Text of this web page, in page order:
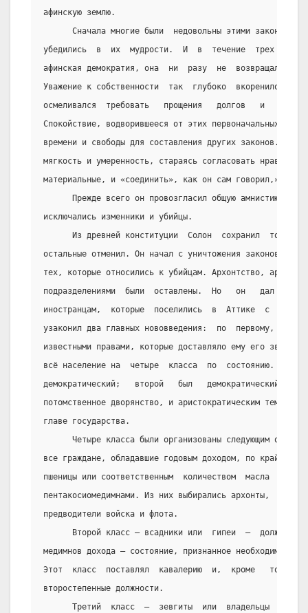
афинскую землю.
Сначала многие были  недовольны этими законами,
убедились  в  их  мудрости.  И  в  течение  трех
афинская демократия, она  ни  разу  не  возвращалась
Уважение к собственности  так  глубоко  вкоренилось
осмеливался  требовать   прощения   долгов   и
Спокойствие, водворившееся от этих первоначальных
времени и свободы для составления других законов.
мягкость и умеренность, стараясь согласовать
материальные, и «соединить», как он сам говорил,»силу
Прежде всего он провозгласил общую амнистию или
исключались изменники и убийцы.
Из древней конституции  Солон  сохранил  только
остальные отменил. Он начал с уничтожения законов
тех, которые относились к убийцам. Архонтство,
подразделениями  были  оставлены.  Но   он   дал
иностранцам,  которые  поселились  в  Аттике  с
узаконил два главных нововведения:  по  первому,
известными правами, которые доставляло ему его
всё население на  четыре  класса  по  состоянию.
демократический;   второй   был   демократический
потомственное дворянство, и аристократическим тем,
главе государства.
Четыре класса были организованы следующим
все граждане, обладавшие годовым доходом, по крайней
пшеницы или соответственным  количеством  масла  или
пентакосиомедимнами. Из них выбирались архонты,
предводители войска и флота.
Второй класс – всадники или  гипеи  –  должны
медимнов дохода – состояние, признанное необходимым
Этот  класс  поставлял  кавалерию  и,  кроме   того,
второстепенные должности.
Третий  класс  –  зевгиты  или  владельцы  двух